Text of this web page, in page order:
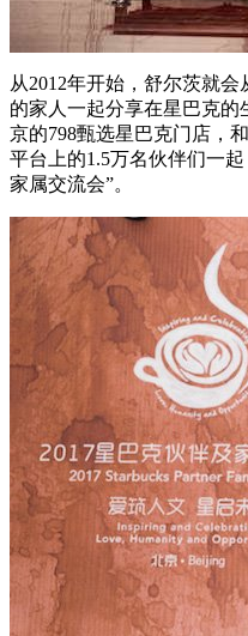
从2012年开始，舒尔茨就
的家人一起分享在星巴克
京的798甄选星巴克门店，
平台上的1.5万名伙伴们一
家属交流会”。